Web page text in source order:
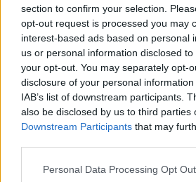
section to confirm your selection.
opt-out request is processed you may
interest-based ads based on personal
us or personal information disclosed
your opt-out. You may separately opt-
disclosure of your personal
IAB’s list of downstream participants.
also be disclosed by us to third parties
Downstream Participants that may
Please note that this website/app uses
Personal Data Processing Opt
Hogyan
látogatni
Nem bonyolult szabályokra van
őszinteségre. Ez a pillanat akkor lesz
jelen vagy benne.